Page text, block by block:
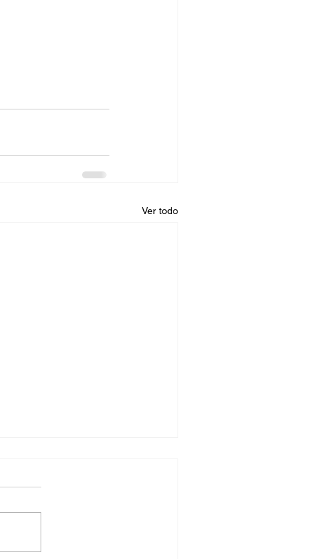
Ver todo